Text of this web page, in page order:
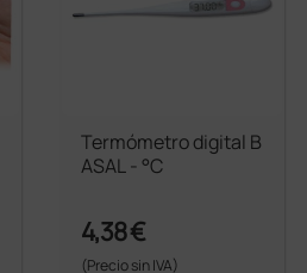
Termómetro digital B
ASAL - °C
4,38 €
(Precio sin IVA)